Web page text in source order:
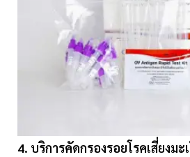
4. บริการคัดกรองรอยโรคเสี่ยงมะ